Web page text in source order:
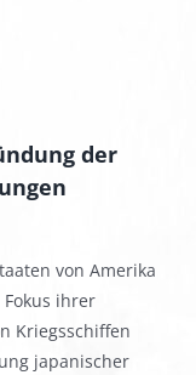
der
von Amerika
ihrer
Kriegsschiffen
japanischer